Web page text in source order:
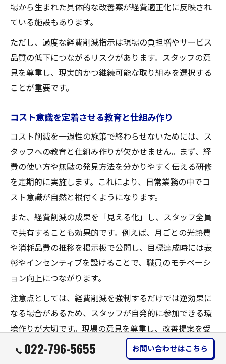
場から生まれた具体的な改善案が経費適正化に反映され
ている施設もあります。
ただし、過度な経費削減指示は現場の負担増やサービス
品質の低下につながるリスクがあります。スタッフの意
見を尊重し、現実的かつ継続可能な取り組みを選択する
ことが重要です。
コスト意識を定着させる教育と仕組み作り
コスト削減を一過性の施策で終わらせないためには、ス
タッフへの教育と仕組み作りが欠かせません。まず、経
費の使い方や無駄の発見方法を分かりやすく伝える研修
を定期的に実施します。これにより、日常業務の中でコ
スト意識が自然と根付くようになります。
また、経費削減の成果を「見える化」し、スタッフ全員
で共有することも効果的です。例えば、月ごとの光熱費
や消耗品費の推移を掲示板で公開し、目標達成時には表
彰やインセンティブを設けることで、職員のモチベーシ
ョン向上につながります。
注意点としては、経費削減を強制するだけでは逆効果に
なる場合があるため、スタッフが自発的に参加できる環
境作りが大切です。現場の意見を尊重し、改善提案を受
け入れる柔軟な体制を整えましょう。
022-796-5655 お問い合わせはこちら